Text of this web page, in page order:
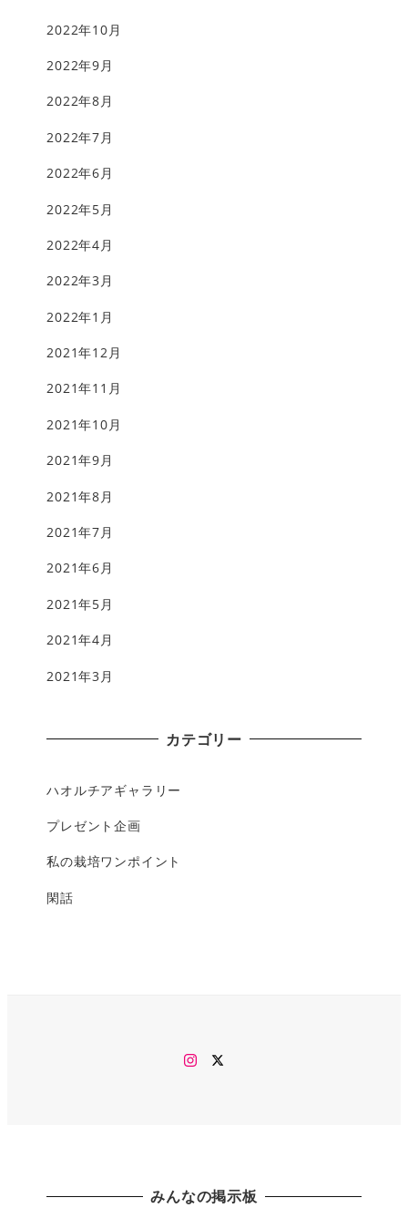
2022年10月
2022年9月
2022年8月
2022年7月
2022年6月
2022年5月
2022年4月
2022年3月
2022年1月
2021年12月
2021年11月
2021年10月
2021年9月
2021年8月
2021年7月
2021年6月
2021年5月
2021年4月
2021年3月
カテゴリー
ハオルチアギャラリー
プレゼント企画
私の栽培ワンポイント
閑話
Instagram
みんなの掲示板